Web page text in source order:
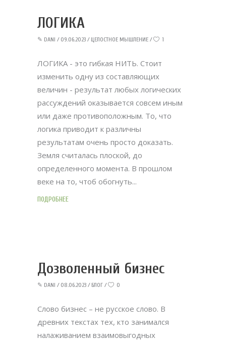
ЛОГИКА
✎ DANI 09.06.2023 ЦЕЛОСТНОЕ МЫШЛЕНИЕ 1
ЛОГИКА - это гибкая НИТЬ. Стоит
изменить одну из составляющих
величин - результат любых логических
рассуждений оказывается совсем иным
или даже противоположным. То, что
логика приводит к различны
результатам очень просто доказать.
Земля считалась плоской, до
определенного момента. В прошлом
веке на то, чтоб обогнуть
ПОДРОБНЕЕ
Дозволенный бизнес
✎ DANI 08.06.2023 БЛОГ 0
Слово бизнес – не русское слово. В
древних текстах тех, кто занимался
налаживанием взаимовыгодных